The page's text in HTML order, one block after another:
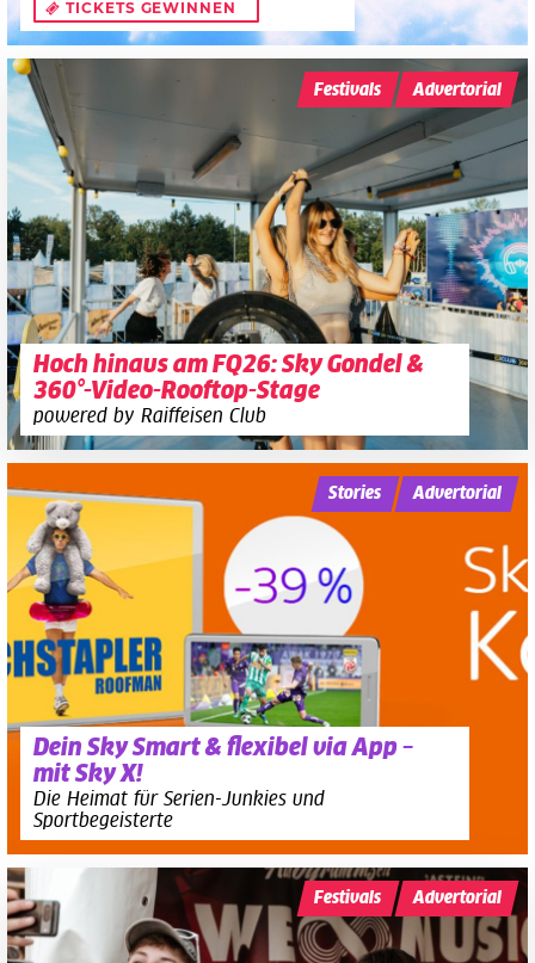
TICKETS GEWINNEN
Hoch hinaus am FQ26: Sky Gondel &
360°-Video-Rooftop-Stage
powered by Raiffeisen Club
Festivals Advertorial
Dein Sky Smart & flexibel via App –
mit Sky X!
Die Heimat für Serien-Junkies und
Sportbegeisterte
Stories Advertorial
Festivals Advertorial